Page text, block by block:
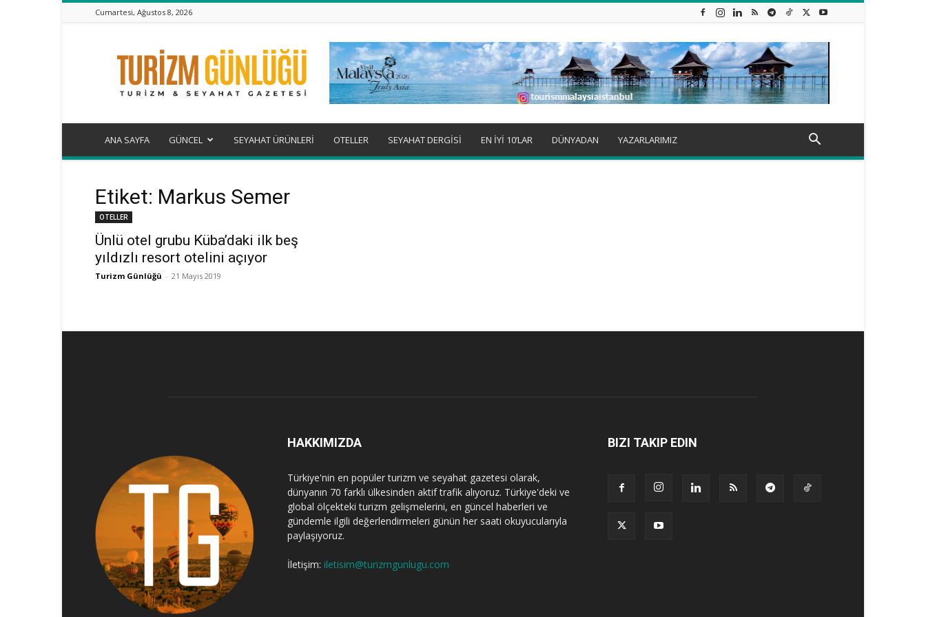
Cumartesi, Ağustos 8, 2026
Turizm
Günlüğü
ANA SAYFA GÜNCEL SEYAHAT ÜRÜNLERİ OTELLER SEYAHAT DERGİSİ EN İYİ 10’LAR DÜNYADAN YAZARLARIMIZ
Etiket: Markus Semer
OTELLER
Ünlü otel grubu Küba’daki ilk beş
yıldızlı resort otelini açıyor
Turizm Günlüğü - 21 Mayıs 2019
HAKKIMIZDA
Türkiye'nin en popüler turizm ve seyahat gazetesi olarak,
dünyanın 70 farklı ülkesinden aktif trafik alıyoruz. Türkiye'deki ve
global ölçekteki turizm gelişmelerini, en güncel haberleri ve
gündemle ilgili değerlendirmeleri günün her saati okuyucularıyla
paylaşıyoruz.
İletişim: iletisim@turizmgunlugu.com
BIZI TAKIP EDIN